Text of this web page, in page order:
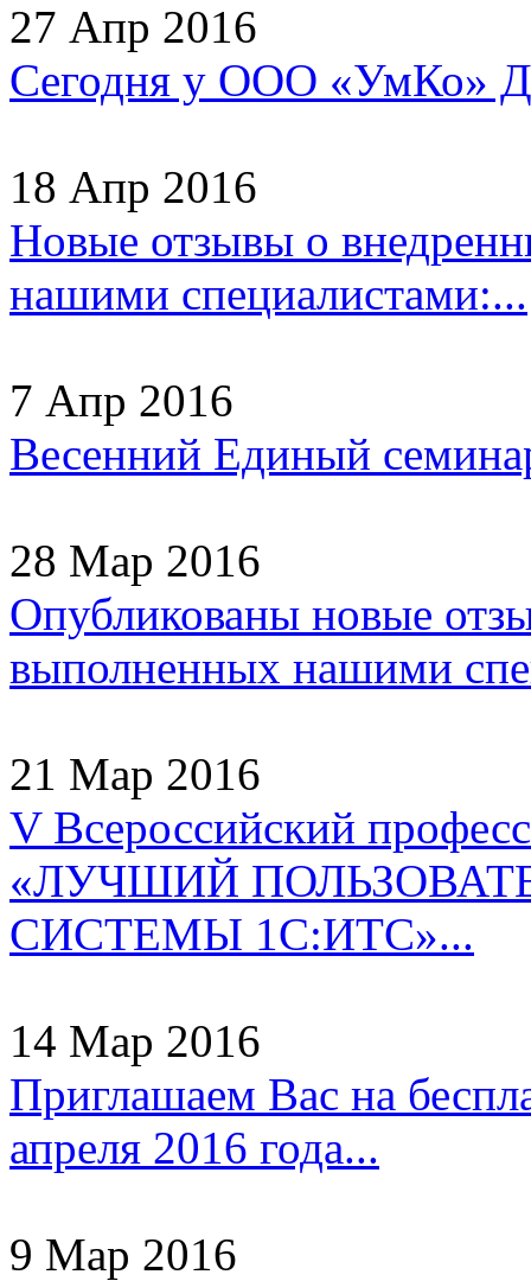
27 Апр 2016
Сегодня у ООО «УмКо»
18 Апр 2016
Новые отзывы о
нашими специалистами:...
7 Апр 2016
Весенний Единый
28 Мар 2016
Опубликованы новые
выполненных нашими
21 Мар 2016
V Всероссийский
«ЛУЧШИЙ
СИСТЕМЫ 1С:ИТС»...
14 Мар 2016
Приглашаем Вас на
апреля 2016 года...
9 Мар 2016